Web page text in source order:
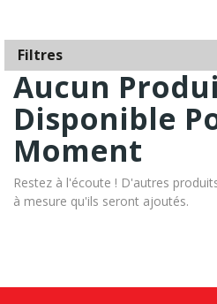
Filtres
Aucun
Disponible
Moment
Restez à l'écoute ! D'autres
à mesure qu'ils seront ajoutés.